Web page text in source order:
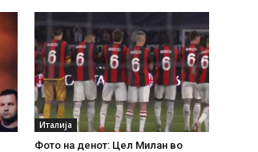
Италија
Фото на денот: Цел Милан во